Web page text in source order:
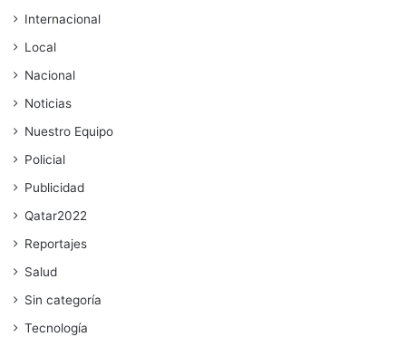
Internacional
Local
Nacional
Noticias
Nuestro Equipo
Policial
Publicidad
Qatar2022
Reportajes
Salud
Sin categoría
Tecnología